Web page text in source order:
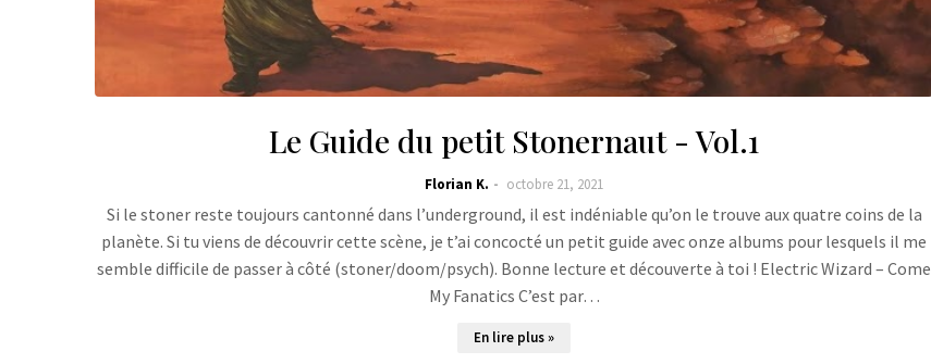
Le Guide du petit Stonernaut - Vol.1
Florian K. octobre 21, 2021
Si le stoner reste toujours cantonné dans l’underground, il est indéniable qu’on le trouve aux quatre coins de la
planète. Si tu viens de découvrir cette scène, je t’ai concocté un petit guide avec onze albums pour lesquels il me
semble difficile de passer à côté (stoner/doom/psych). Bonne lecture et découverte à toi ! Electric Wizard – Come
My Fanatics C’est par…
En lire plus »